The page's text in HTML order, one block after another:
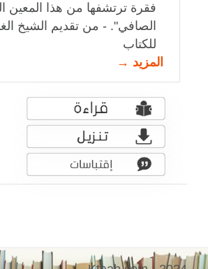
فقرة ترتشفها من هذا المعين
الصافي". - من تقديم الشيخ
للكتاب
المزيد →